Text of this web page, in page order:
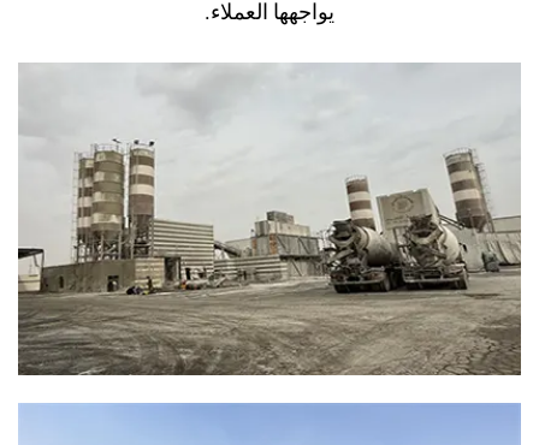
يواجهها العملاء.
“الكفاءة تبدأ من الحزام.”
أداء محسن للحزام لضمان استقرار الإنتاج